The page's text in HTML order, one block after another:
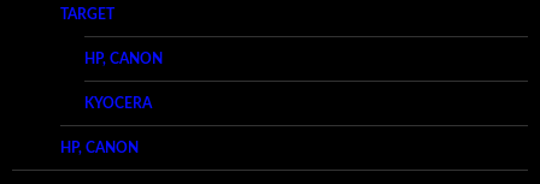
TARGET
HP, CANON
KYOCERA
HP, CANON